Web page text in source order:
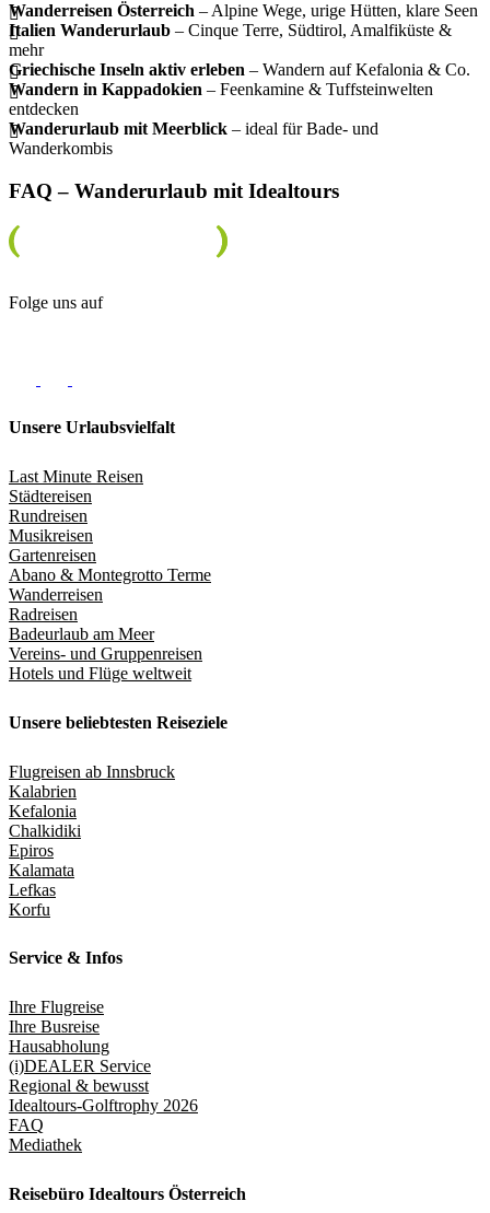
Wanderreisen Österreich – Alpine Wege, urige Hütten, klare Seen
Italien Wanderurlaub – Cinque Terre, Südtirol, Amalfiküste &
mehr
Griechische Inseln aktiv erleben – Wandern auf Kefalonia & Co.
Wandern in Kappadokien – Feenkamine & Tuffsteinwelten
entdecken
Wanderurlaub mit Meerblick – ideal für Bade- und
Wanderkombis
FAQ – Wanderurlaub mit Idealtours
Folge uns auf
Unsere Urlaubsvielfalt
Last Minute Reisen
Städtereisen
Rundreisen
Musikreisen
Gartenreisen
Abano & Montegrotto Terme
Wanderreisen
Radreisen
Badeurlaub am Meer
Vereins- und Gruppenreisen
Hotels und Flüge weltweit
Unsere beliebtesten Reiseziele
Flugreisen ab Innsbruck
Kalabrien
Kefalonia
Chalkidiki
Epiros
Kalamata
Lefkas
Korfu
Service & Infos
Ihre Flugreise
Ihre Busreise
Hausabholung
(i)DEALER Service
Regional & bewusst
Idealtours-Golftrophy 2026
FAQ
Mediathek
Reisebüro Idealtours Österreich